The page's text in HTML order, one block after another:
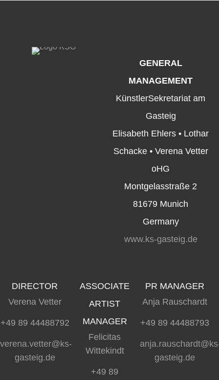
GENERAL
MANAGEMENT
KünstlerSekretariat am
Gasteig
Elisabeth Ehlers • Lothar
Schacke • Verena Vetter
oHG
Montgelasstraße 2
81679 Munich
Germany
www.ks-gasteig.de
DIRECTOR
Verena Vetter
+49 89 44488792
verena.vetter@ks-
gasteig.de
ASSOCIATE
ARTIST
MANAGER
Felicitas
Wittekindt
+49 89
PR MANAGER
Anja Rauschardt
+49 89 44488793
gasteig.de